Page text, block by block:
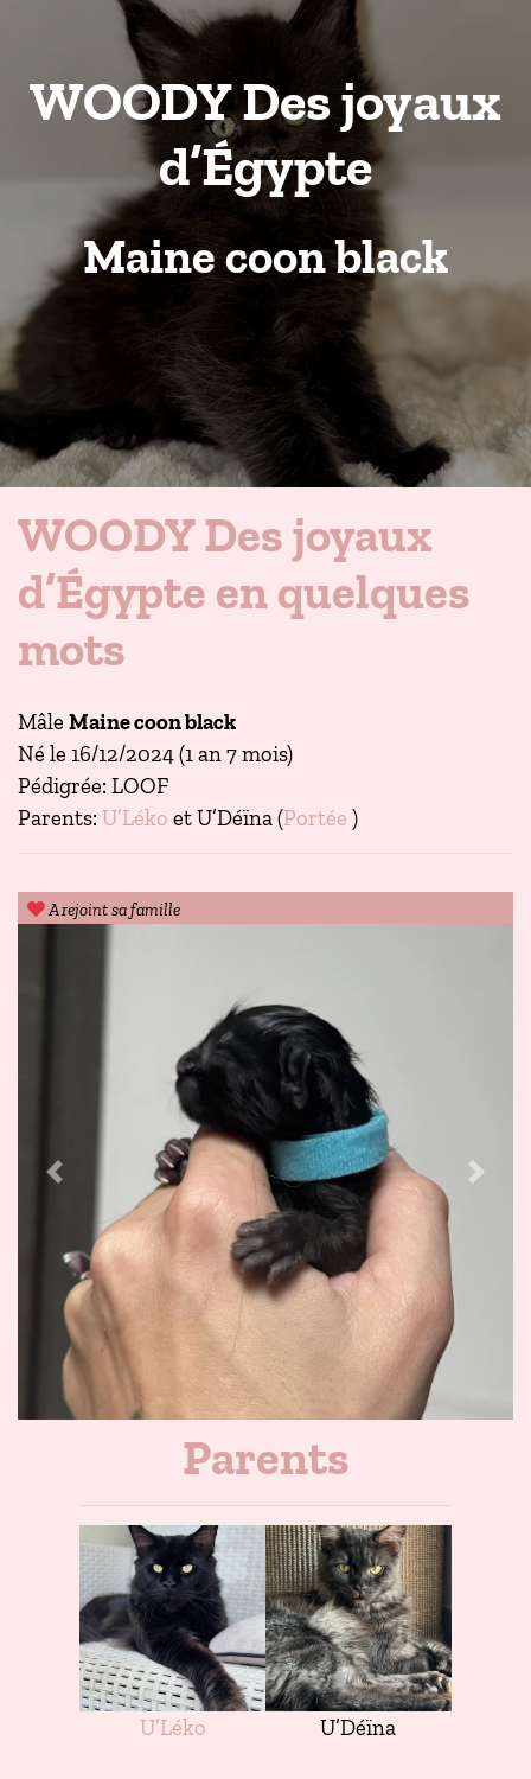
WOODY Des joyaux
d’Égypte
Maine coon black
A rejoint sa famille
Previous Next
WOODY Des joyaux
d’Égypte en quelques
mots
Mâle Maine coon black
Né le 16/12/2024 (1 an 7 mois)
Pédigrée: LOOF
Parents: U’Léko et U’Déïna (Portée )
Parents
U’Léko U’Déïna